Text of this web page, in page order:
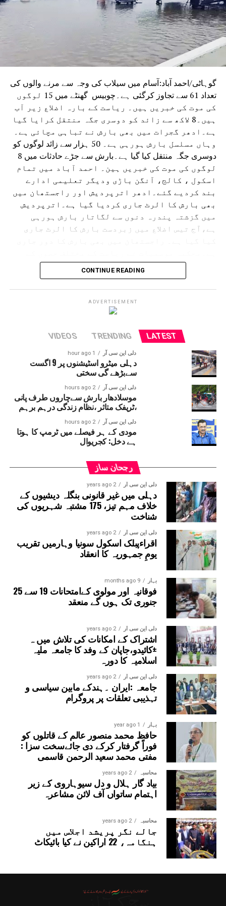
جمعہ کی نماز ادا کرنے کی اجازت حاصل تھی۔
گوہاٹی/احمد آباد:آسام میں سیلاب کی وجہ سے مرنے والوں کی
تعداد 61 سے تجاوز کرگئی ہے۔چوبیس گھنٹے میں 15 لوگوں
کی موت کی خبریں ہیں۔ ریاست کے بارہ اضلاع زیر آب
ہیں۔8 لاکھ سے زائد کو دوسری جگہ منتقل کرایا گیا
ہے۔ادھر گجرات میں بھی بارش نے تباہی مچائی ہے۔
وہاں مسلسل بارش ہورہی ہے۔ 50 ہزار سے زائد لوگوں کو
دوسری جگہ منتقل کیا گیا ہے۔بارش سے جڑے حادثات میں 8
لوگوں کی موت کی خبریں ہین۔ احمد آباد میں تمام
اسکول ، کالج، آنگن باڑی ودیگر تعلیمی ادارے
بند کردیے گئے۔ادھر اترپردیش اور راجستھان میں
بھی بارش کا الرٹ جاری کردیا گیا ہے۔اترپردیش
میں گزشتہ پندرہ دنوں سے لگاتار بارش ہورہی
ہے،آج تیس اضلاع میں زبردست بارش کا الرٹ جاری
لئے الرٹ جاری کردیا ہے۔ حالانکہ جموں وکشمیر
میں لینڈ سلائڈنگ کی وجہ سے آمدورفت ٹھپ تھی لیکن
اب چھ دنوں کے بعد آمدورفت جاری ہوئی ہے۔
امرناتھ یاترا بھی شروع کردی گئی ہے۔
CONTINUE READING
ADVERTISEMENT
LATEST
TRENDING
VIDEOS
دلی این سی آر 1 hour ago
دہلی میٹرو اسٹیشنوں پر 9 اگست
سےبڑھے گی سختی
دلی این سی آر 2 hours ago
موسلادھار بارش سےچاروں طرف پانی
،ٹریفک متاثر ،نظام زندگی درہم برہم
دلی این سی آر 2 hours ago
مودی کے ہر فیصلے میں ٹرمپ کا ہوتا
ہے دخل: کجریوال
رجحان ساز
دلی این سی آر 2 years ago
دہلی میں غیر قانونی بنگلہ دیشیوں کے
خلاف مہم تیز، 175 مشتبہ شہریوں کی
شناخت
دلی این سی آر 2 years ago
اقراءپبلک اسکول سونیا وہارمیں تقریب
یومِ جمہوریہ کا انعقاد
بہار 9 months ago
فوقانیہ اور مولوی کےامتحانات 19 سے 25
جنوری تک ہوں گے منعقد
دلی این سی آر 2 years ago
اشتراک کے امکانات کی تلاش میں ہ
±کائیدو،جاپان کے وفد کا جامعہ ملیہ
اسلامیہ کا دورہ
دلی این سی آر 2 years ago
جامعہ :ایران ۔ہندکے مابین سیاسی و
تہذیبی تعلقات پر پروگرام
بہار 1 year ago
حافظ محمد منصور عالم کے قاتلوں کو
فوراً گرفتار کرکے دی جائےسخت سزا :
مفتی محمد سعید الرحمن قاسمی
محاسبہ 2 years ago
بیاد گار ہلال و دل سیوہاروی کے زیر
اہتمام ساتواں آف لائن مشاعرہ
محاسبہ 2 years ago
جالے نگر پریشد اجلاس میں
ہنگامہ، 22 اراکین نے کیا بائیکاٹ